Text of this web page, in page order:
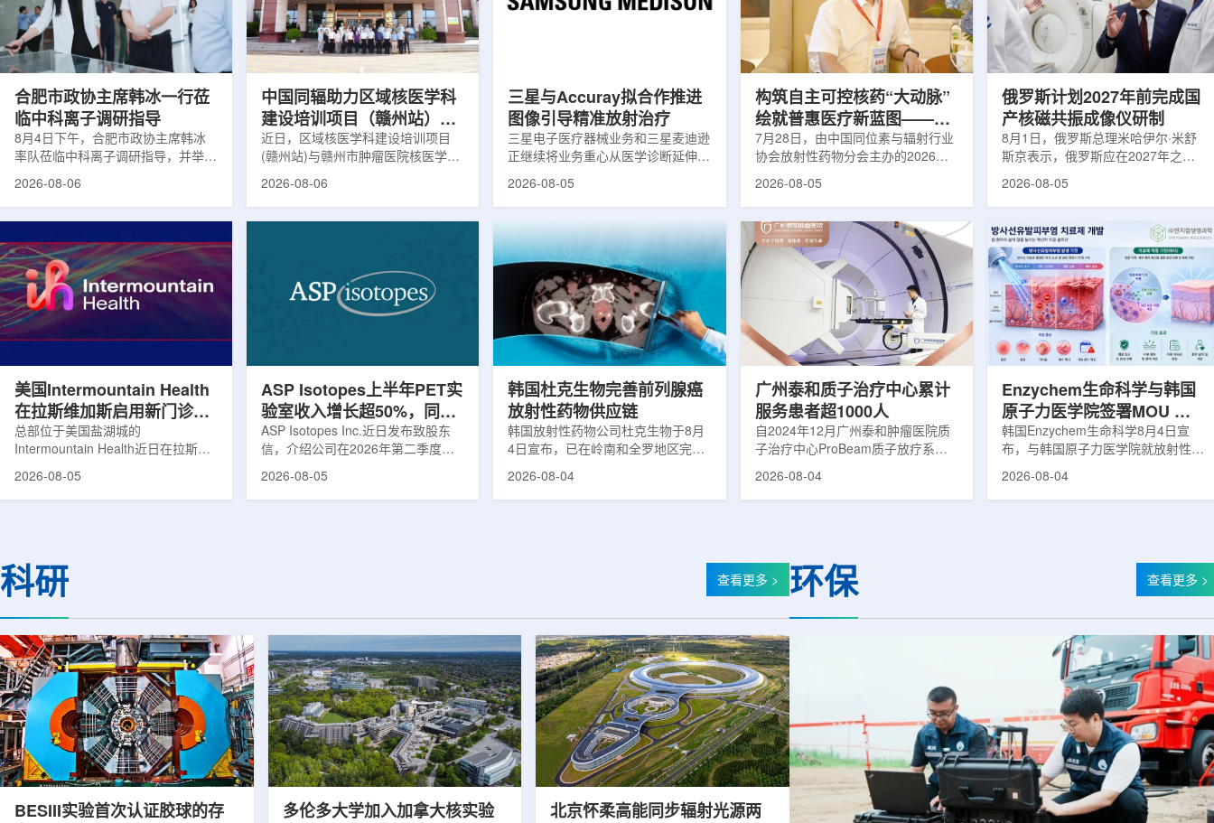
织/泛美卫生组织和国际癌症研究机
构共同开展，应巴哈马卫生与健康部
请求进行，重点评估该国癌症防控能
力和实际需求。6月9日至11日，专
踪剂^18F-florzolotau，对受试者大
脑中的β-淀粉样蛋白和tau蛋白积累
情况进行评估。结果显示，晚发性精
表明公司已完成从产能建设到利用首
效率。Nuclear Quantum此次提出的
技术，旨在把物理输运模型转化为量
子电路，使粒子传播和随机游走动力
学能够直接在量子计算框架中表示和
于前列腺癌、神经内分泌肿瘤等疾病
相关放射性药物。此前，韩国所需
Lu-177完全依赖进口。由于其半衰
期约为6.6天，从生产、运输到药物
合肥市政协主席韩冰一行莅
临中科离子调研指导
8月4日下午，合肥市政协主席韩冰
率队莅临中科离子调研指导，并举行
座谈交流。市人大常委会副主任雍凤
中国科学院合肥物质科学研究院副院
长宋云涛，中科离子董事长刘璐，总
经理陈永华，副总经理丁开忠、李
俊、光若怀陪同。韩冰一行详细了解
中科离子产业布局、经营情况，重点
围绕核医疗及高端装备关键技术突
2026-08-06
中国同辐助力区域核医学科
建设培训项目（赣州站）与
赣州市肿瘤医院核医学诊疗
高质量建设项目同步启动
近日，区域核医学科建设培训项目
(赣州站)与赣州市肿瘤医院核医学诊
疗高质量建设项目在赣州市肿瘤医院
任杨传盛主持。赣州市卫生健康委员
会副主任傅伟、中华医学会核医学分
会主任委员汪静、赣州市肿瘤医院党
2026-08-06
三星与Accuray拟合作推进
图像引导精准放射治疗
三星电子医疗器械业务和三星麦迪逊
正继续将业务重心从医学诊断延伸至
治疗领域。8月5日，三星HME美国
书，双方计划围绕基于容积成像的精
准放射治疗解决方案开展合作探讨。
根据意向书，双方拟研究将三星移动
CT扫描仪BodyTom与Accuray机器
人放射外科平台CyberKnife相结合。
该合作方向旨在把高分辨率三维成像
能力与图像引导机器人放射外科技术
连接起来，使医务人员能够更准确地
2026-08-05
构筑自主可控核药“大动脉”
绘就普惠医疗新蓝图——专
访中国同辐总工程师、中核
集团首席科学家刘蕴韬
7月28日，由中国同位素与辐射行业
协会放射性药物分会主办的2026年
放射性药物创新发展大会在山西省太
(以下简称：中国同辐)在推动核医疗
科技自立自强与普惠民生方面发挥着
压舱石的作用。在大会间隙，中国同
辐党委委员、总工程师、中核集团首
席科学家刘蕴韬接受记者专访时表
示，中国同辐将加快在建医药中心投
产运行，加快智慧核医学系统布局，
持续缩小城乡核医疗资源差距。同
2026-08-05
俄罗斯计划2027年前完成国
产核磁共振成像仪研制
8月1日，俄罗斯总理米哈伊尔·米舒
斯京表示，俄罗斯应在2027年之前
完成国产核磁共振成像仪的研制工
察中心已安装的磁共振成像设备时，
他向俄罗斯卫生部长米哈伊尔·穆拉
什科询问国产设备研发情况。穆拉什
科表示，相关研发工作正由俄罗斯国
家原子能公司推进，并称该设备预计
将在明年完成。米舒斯京随后表示，
希望俄罗斯明年能够拥有本国研制的
核磁共振成像仪。该设备若按计划
2026-08-05
美国Intermountain Health
在拉斯维加斯启用新门诊诊
所，配置PET/CT和直线加
速器
总部位于美国盐湖城的
Intermountain Health近日在拉斯维
加斯西南部启用一座新的门诊诊所。
开放日活动后正式开放。该诊所整合
了此前分布在拉斯维加斯谷多个地点
疗服务。根据介绍，诊所服务范围包
括成人及...
2026-08-05
ASP Isotopes上半年PET实
验室收入增长超50%，同位
素浓缩设施推进商业生产
ASP Isotopes Inc.近日发布致股东
信，介绍公司在2026年第二季度财
务业绩公布前各业务板块的运营进
入商业生产前的最后阶段，预计将在
2026年下半年交...
2026-08-05
韩国杜克生物完善前列腺癌
放射性药物供应链
韩国放射性药物公司杜克生物于8月
4日宣布，已在岭南和全罗地区完成
前列腺癌诊断用放射性药物
病率排名第六位的疾病;伴随PSMA靶
向治疗的日益普及，对前列腺癌治...
2026-08-04
广州泰和质子治疗中心累计
服务患者超1000人
自2024年12月广州泰和肿瘤医院质
子治疗中心ProBeam质子放疗系统
正式投入临床应用以来，该中心在
19个月。相关对比包括：美国埃默
里质子治疗中心自2018年12月启动
时约2年;英国伦敦大学学院医院质子
中心自2021...
2026-08-04
Enzychem生命科学与韩国
原子力医学院签署MOU 合
作开发放射性皮炎治疗剂
韩国Enzychem生命科学8月4日宣
布，与韩国原子力医学院就放射性皮
炎(Radiation-Induced Dermatitis)治
中最常见的治疗相关副作用之一，表
现为皮肤红斑、疼痛、瘙痒、脱皮等
治疗过程产生负面影响。该治疗剂近
2026-08-04
科研 查看更多 >
BESIII实验首次认证胶球的存
多伦多大学加入加拿大核实验
北京怀柔高能同步辐射光源两
环保 查看更多 >